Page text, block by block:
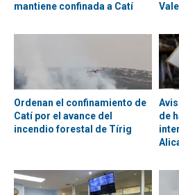
mantiene confinada a Catí
Ordenan el confinamiento de
Catí por el avance del
incendio forestal de Tírig
de